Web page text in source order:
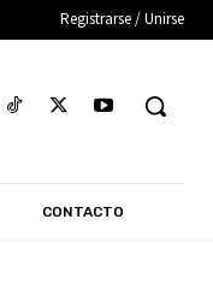
Registrarse / Unirse
CONTACTO